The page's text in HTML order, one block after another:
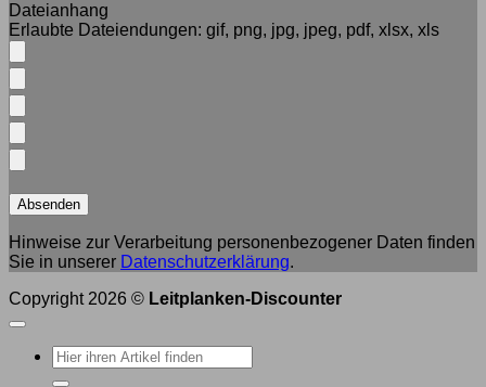
Dateianhang
Erlaubte Dateiendungen: gif, png, jpg, jpeg, pdf, xlsx, xls
Hinweise zur Verarbeitung personenbezogener Daten finden
Sie in unserer Datenschutzerklärung.
Copyright 2026 © Leitplanken-Discounter
Suche
nach: